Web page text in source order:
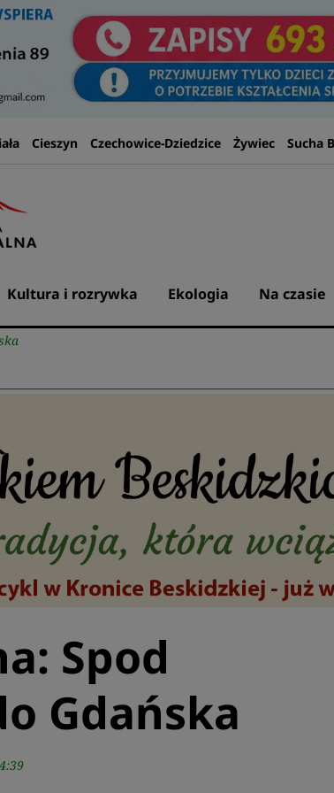
Cieszyn Czechowice-Dziedzice Żywiec Sucha
Kultura i rozrywka Ekologia Na czasie
Spod
Gdańska